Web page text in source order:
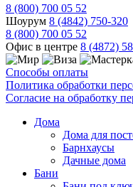
8 (800) 700 05 52
Шоурум 8 (4842) 750-320
8 (800) 700 05 52
Офис в центре 8 (4872)
Способы оплаты
Политика обработки
Согласие на обработку
Дома
Дома для
Барнхаусы
Дачные дома
Бани